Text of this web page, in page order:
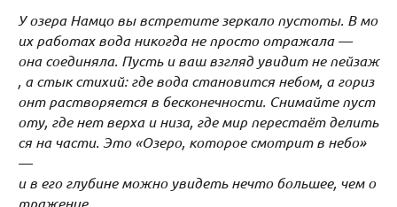
У озера Намцо вы встретите зеркало пустоты. В мо
их работах вода никогда не просто отражала —
она соединяла. Пусть и ваш взгляд увидит не пейзаж
, а стык стихий: где вода становится небом, а гориз
онт растворяется в бесконечности. Снимайте пуст
оту, где нет верха и низа, где мир перестаёт делить
ся на части. Это «Озеро, которое смотрит в небо»
—
и в его глубине можно увидеть нечто большее, чем о
тражение.